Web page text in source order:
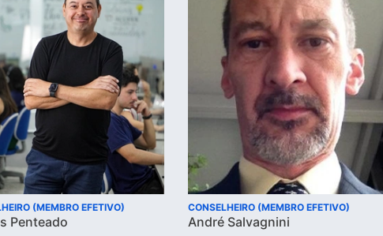
(MEMBRO EFETIVO)
Penteado
CONSELHEIRO (MEMBRO EFETIVO)
André Salvagnini